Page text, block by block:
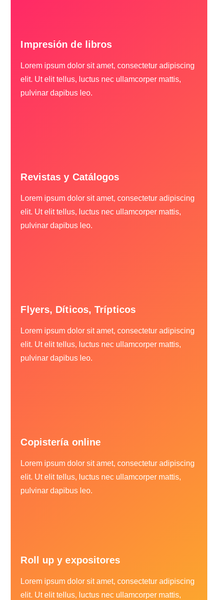
Impresión de libros
Lorem ipsum dolor sit amet, consectetur adipiscing
elit. Ut elit tellus, luctus nec ullamcorper mattis,
pulvinar dapibus leo.
Revistas y Catálogos
Lorem ipsum dolor sit amet, consectetur adipiscing
elit. Ut elit tellus, luctus nec ullamcorper mattis,
pulvinar dapibus leo.
Flyers, Díticos, Trípticos
Lorem ipsum dolor sit amet, consectetur adipiscing
elit. Ut elit tellus, luctus nec ullamcorper mattis,
pulvinar dapibus leo.
Copistería online
Lorem ipsum dolor sit amet, consectetur adipiscing
elit. Ut elit tellus, luctus nec ullamcorper mattis,
pulvinar dapibus leo.
Roll up y expositores
Lorem ipsum dolor sit amet, consectetur adipiscing
elit. Ut elit tellus, luctus nec ullamcorper mattis,